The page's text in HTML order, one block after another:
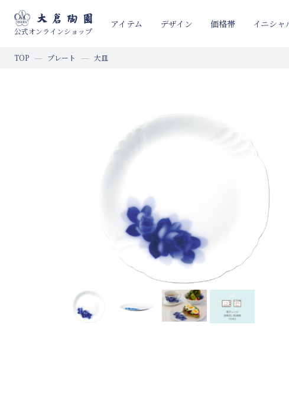
公式オンラインショップ
アイテム デザイン 価格帯 イニシャ
TOP プレート 大皿